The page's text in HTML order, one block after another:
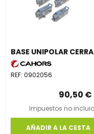
REF: 0902056
90,50 €
Impuestos no
AÑADIR A LA CESTA